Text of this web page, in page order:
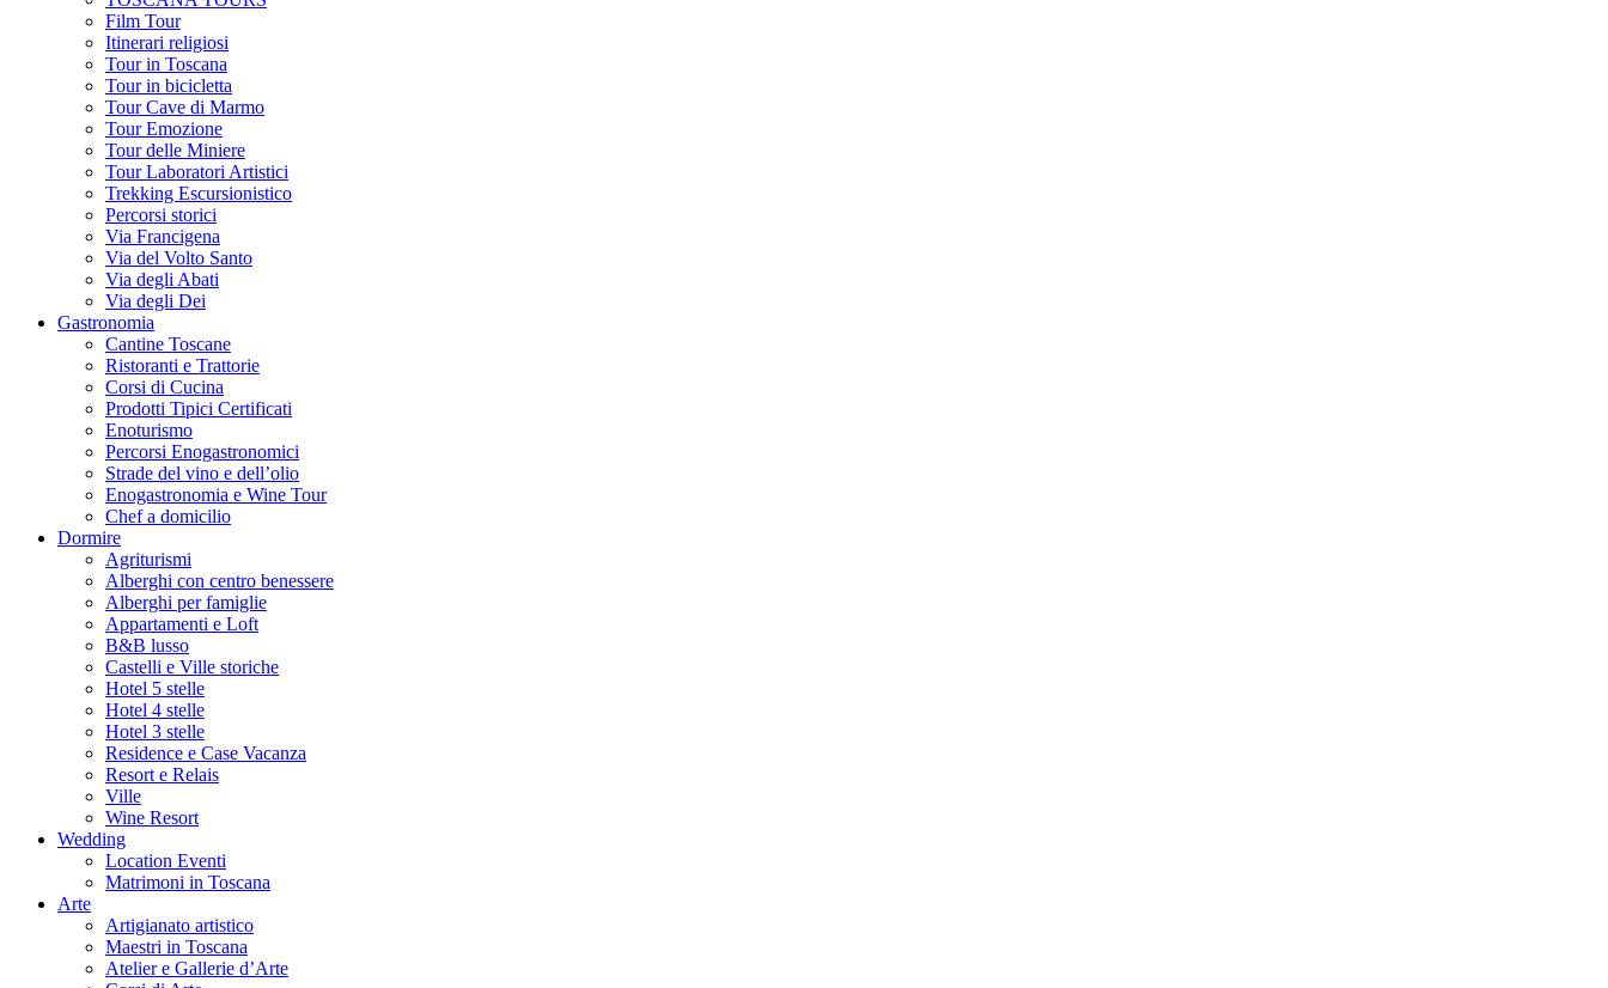
Film Tour
Itinerari religiosi
Tour in Toscana
Tour in bicicletta
Tour Cave di Marmo
Tour Emozione
Tour delle Miniere
Tour Laboratori Artistici
Trekking Escursionistico
Percorsi storici
Via Francigena
Via del Volto Santo
Via degli Abati
Via degli Dei
Gastronomia
Cantine Toscane
Ristoranti e Trattorie
Corsi di Cucina
Prodotti Tipici Certificati
Enoturismo
Percorsi Enogastronomici
Strade del vino e dell’olio
Enogastronomia e Wine Tour
Chef a domicilio
Dormire
Agriturismi
Alberghi con centro benessere
Alberghi per famiglie
Appartamenti e Loft
B&B lusso
Castelli e Ville storiche
Hotel 5 stelle
Hotel 4 stelle
Hotel 3 stelle
Residence e Case Vacanza
Resort e Relais
Ville
Wine Resort
Wedding
Location Eventi
Matrimoni in Toscana
Arte
Artigianato artistico
Maestri in Toscana
Atelier e Gallerie d’Arte